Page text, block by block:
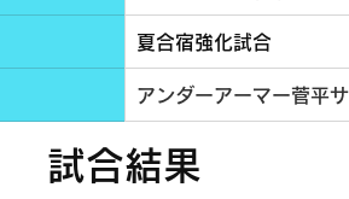
夏合宿強化試合
アンダーアーマー菅平
試合結果